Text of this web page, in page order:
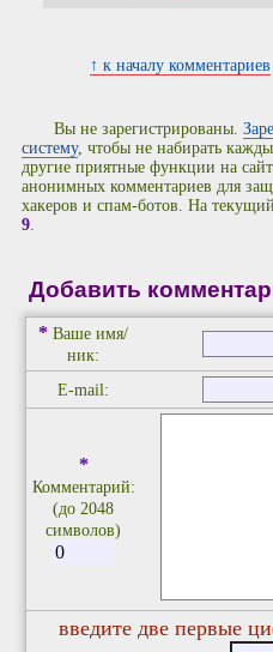
↑ к началу комментариев
Вы не зарегистрированы.
систему, чтобы не набирать
другие приятные функции на
анонимных комментариев для
хакеров и спам-ботов. На
9.
Добавить
* Ваше имя/
ник:
E-mail:
*
Комментарий:
(до 2048
символов)
введите две первые